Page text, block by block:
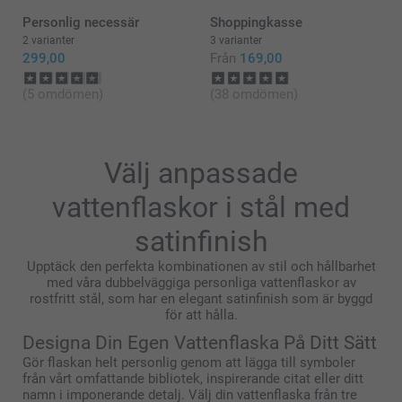
Kirsi @smartphoto
Personlig necessär
2 varianter
299,00
(5 omdömen)
Shoppingkasse
3 varianter
Från 169,00
(38 omdömen)
Välj anpassade
vattenflaskor i stål med
satinfinish
Upptäck den perfekta kombinationen av stil och hållbarhet
med våra dubbelväggiga personliga vattenflaskor av
rostfritt stål, som har en elegant satinfinish som är byggd
för att hålla.
Designa Din Egen Vattenflaska På Ditt Sätt
Gör flaskan helt personlig genom att lägga till symboler
från vårt omfattande bibliotek, inspirerande citat eller ditt
namn i imponerande detalj. Välj din vattenflaska från tre